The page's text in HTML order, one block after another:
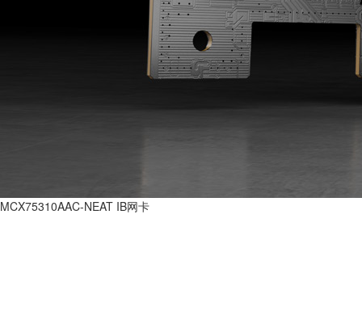
MCX75310AAC-NEAT IB网卡